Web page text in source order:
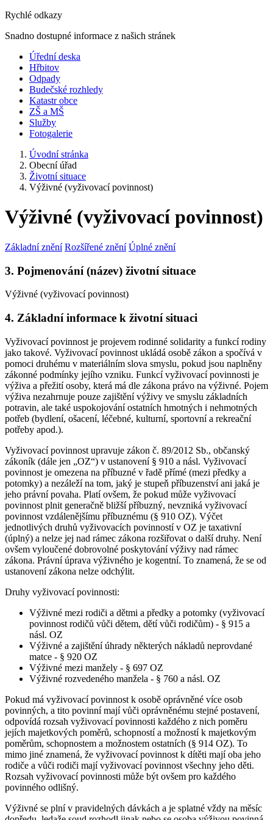
Rychlé odkazy
Snadno dostupné informace z našich stránek
Úřední deska
Hřbitov
Odpady
Budečské rozhledy
Katastr obce
ZŠ a MŠ
Služby
Fotogalerie
Úvodní stránka
Obecní úřad
Životní situace
Výživné (vyživovací povinnost)
Výživné (vyživovací povinnost)
Základní znění Rozšířené znění Úplné znění
3. Pojmenování (název) životní situace
Výživné (vyživovací povinnost)
4. Základní informace k životní situaci
Vyživovací povinnost je projevem rodinné solidarity a funkcí rodiny
jako takové. Vyživovací povinnost ukládá osobě zákon a spočívá v
pomoci druhému v materiálním slova smyslu, pokud jsou naplněny
zákonné podmínky jejího vzniku. Funkcí vyživovací povinnosti je
výživa a přežití osoby, která má dle zákona právo na výživné. Pojem
výživa nezahrnuje pouze zajištění výživy ve smyslu základních
potravin, ale také uspokojování ostatních hmotných i nehmotných
potřeb (bydlení, ošacení, léčebné, kulturní, sportovní a rekreační
potřeby apod.).
Vyživovací povinnost upravuje zákon č. 89/2012 Sb., občanský
zákoník (dále jen „OZ“) v ustanovení § 910 a násl. Vyživovací
povinnost je omezena na příbuzné v řadě přímé (mezi předky a
potomky) a nezáleží na tom, jaký je stupeň příbuzenství ani jaká je
jeho právní povaha. Platí ovšem, že pokud může vyživovací
povinnost plnit generačně bližší příbuzný, nevzniká vyživovací
povinnost vzdálenějšímu příbuznému (§ 910 OZ). Výčet
jednotlivých druhů vyživovacích povinností v OZ je taxativní
(úplný) a nelze jej nad rámec zákona rozšiřovat o další druhy. Není
ovšem vyloučené dobrovolné poskytování výživy nad rámec
zákona. Právní úprava výživného je kogentní. To znamená, že se od
ustanovení zákona nelze odchýlit.
Druhy vyživovací povinnosti:
Výživné mezi rodiči a dětmi a předky a potomky (vyživovací
povinnost rodičů vůči dětem, dětí vůči rodičům) - § 915 a
násl. OZ
Výživné a zajištění úhrady některých nákladů neprovdané
matce - § 920 OZ
Výživné mezi manžely - § 697 OZ
Výživné rozvedeného manžela - § 760 a násl. OZ
Pokud má vyživovací povinnost k osobě oprávněné více osob
povinných, a tito povinní mají vůči oprávněnému stejné postavení,
odpovídá rozsah vyživovací povinnosti každého z nich poměru
jejích majetkových poměrů, schopností a možností k majetkovým
poměrům, schopnostem a možnostem ostatních (§ 914 OZ). To
mimo jiné znamená, že vyživovací povinnost k dítěti mají oba jeho
rodiče a vůči rodiči mají vyživovací povinnost všechny jeho děti.
Rozsah vyživovací povinnosti může být ovšem pro každého
povinného odlišný.
Výživné se plní v pravidelných dávkách a je splatné vždy na měsíc